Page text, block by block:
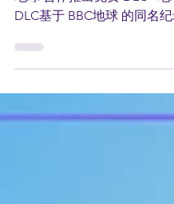
《Minecraft》开发商
动物，体验捕猎者和猎物的